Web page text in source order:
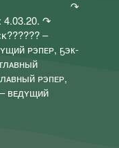
ᅠᅠ ᅠᅠ ᅠ ↷
4.03.20. ↷
ㅤㅤㅤㅤㅤㅤㅤㅤ?????? –
ᴘэпᴇᴘ, ҕэк-
ᴘэпᴇᴘ,
вᴇдʏщий
ㅤ ㅤ